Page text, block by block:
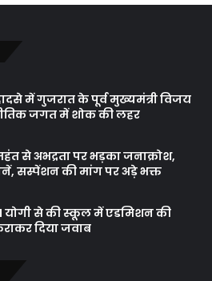
में गुजरात के पूर्व मुख्यमंत्री विजय
जगत में शोक की लहर
से अभद्रता पर भड़का जनाक्रोश,
सस्पेंशन की मांग पर अड़े भक्त
योगी से की स्कूल में एडमिशन की
दिया जवाब